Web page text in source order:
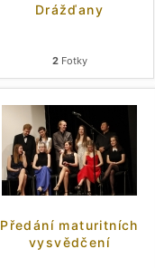
Drážďany
2Fotky
Předání maturitních
vysvědčení